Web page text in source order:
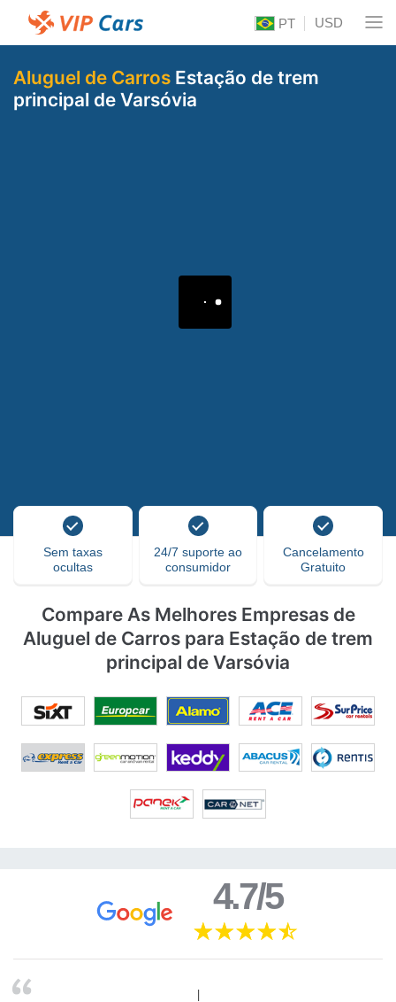
PT USD
Aluguel de Carros Estação de trem
principal de Varsóvia
Sem taxas
ocultas
24/7 suporte ao
consumidor
Cancelamento
Gratuito
Compare As Melhores Empresas de
Aluguel de Carros para Estação de trem
principal de Varsóvia
4.7/5